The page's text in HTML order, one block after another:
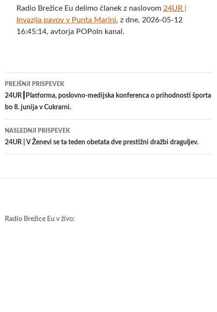
Radio Brežice Eu delimo članek z naslovom 24UR |
Invazija pavov v Punta Marini. z dne, 2026-05-12
16:45:14, avtorja POPoln kanal.
Krmarjenje
po
prispevkih
PREJŠNJI PRISPEVEK
24UR┃Platforma, poslovno-medijska konferenca o prihodnosti športa
bo 8. junija v Cukrarni.
NASLEDNJI PRISPEVEK
24UR | V Ženevi se ta teden obetata dve prestižni dražbi draguljev.
Radio Brežice Eu v živo: